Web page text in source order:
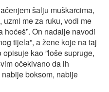
šalju muškarcima,
uzmi me za ruku, vodi me
hoćeš”. On nadalje navodi
tijela”, a žene koje na taj
kao ”loše supruge,
očekivano da ih
boksom, nabije